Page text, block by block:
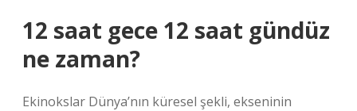
12 saat gece 12 saat gündüz
ne zaman?
Ekinokslar Dünya’nın küresel şekli, ekseninin